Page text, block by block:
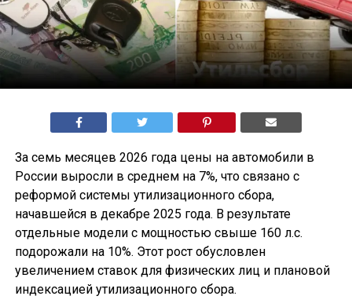
За семь месяцев 2026 года цены на автомобили в
России выросли в среднем на 7%, что связано с
реформой системы утилизационного сбора,
начавшейся в декабре 2025 года. В результате
отдельные модели с мощностью свыше 160 л.с.
подорожали на 10%. Этот рост обусловлен
увеличением ставок для физических лиц и плановой
индексацией утилизационного сбора.